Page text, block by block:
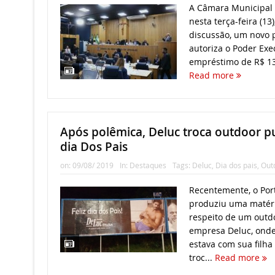
A Câmara
nesta terça-feira
discussão, um novo
autoriza o Poder
empréstimo de R$
Read more
Após polêmica, Deluc troca outdoor
dia Dos Pais
on: 09/08/ 2019 In: Destaques Tags: Deluc, Dia dos pais,
Recentemente, o
produziu uma
respeito de um
empresa Deluc,
estava com sua
troc... Read more